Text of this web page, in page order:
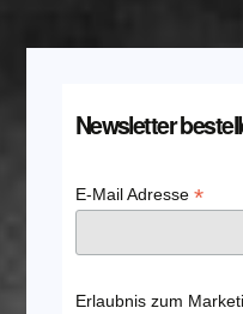
Newsletter
E-Mail Adresse *
Erlaubnis zum